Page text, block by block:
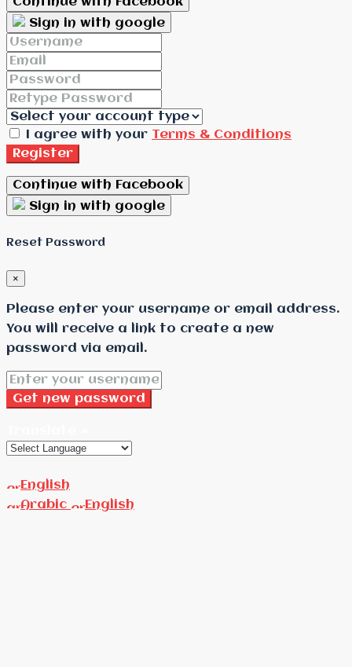
Sign in with google
I agree with your Terms & Conditions
Register
Continue with Facebook
Sign in with google
Reset Password
×
Please enter your username or email address.
You will receive a link to create a new
password via email.
Get new password
English
Arabic
English